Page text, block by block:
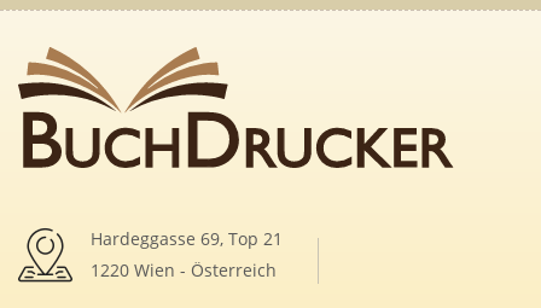
Hardeggasse 69, Top 21
1220 Wien - Österreich